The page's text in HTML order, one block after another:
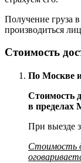
Получение груза
производиться
Стоимость
По Москве
Стоимость
в пределах
При выезде
Стоимость